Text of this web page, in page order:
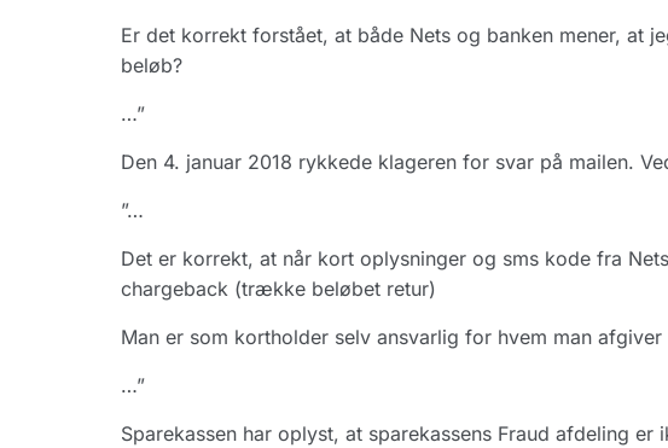
Er det korrekt forstået, at både Nets og banken mener, at
beløb?
…”
Den 4. januar 2018 rykkede klageren for svar på mailen.
”…
Det er korrekt, at når kort oplysninger og sms kode fra
chargeback (trække beløbet retur)
Man er som kortholder selv ansvarlig for hvem man
…”
Sparekassen har oplyst, at sparekassens Fraud afdeling